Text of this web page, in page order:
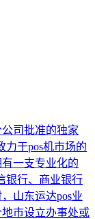
司批准的独家
力于pos机市场的
一支专业化的
银行、商业银行
山东运达pos业
市设立办事处或